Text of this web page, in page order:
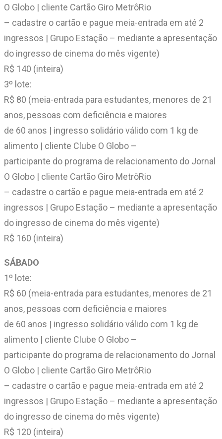
O Globo | cliente Cartão Giro MetrôRio
– cadastre o cartão e pague meia-entrada em até 2
ingressos | Grupo Estação – mediante a apresentação
do ingresso de cinema do mês vigente)
R$ 140 (inteira)
3º lote:
R$ 80 (meia-entrada para estudantes, menores de 21
anos, pessoas com deficiência e maiores
de 60 anos | ingresso solidário válido com 1 kg de
alimento | cliente Clube O Globo –
participante do programa de relacionamento do Jornal
O Globo | cliente Cartão Giro MetrôRio
– cadastre o cartão e pague meia-entrada em até 2
ingressos | Grupo Estação – mediante a apresentação
do ingresso de cinema do mês vigente)
R$ 160 (inteira)
SÁBADO
1º lote:
R$ 60 (meia-entrada para estudantes, menores de 21
anos, pessoas com deficiência e maiores
de 60 anos | ingresso solidário válido com 1 kg de
alimento | cliente Clube O Globo –
participante do programa de relacionamento do Jornal
O Globo | cliente Cartão Giro MetrôRio
– cadastre o cartão e pague meia-entrada em até 2
ingressos | Grupo Estação – mediante a apresentação
do ingresso de cinema do mês vigente)
R$ 120 (inteira)